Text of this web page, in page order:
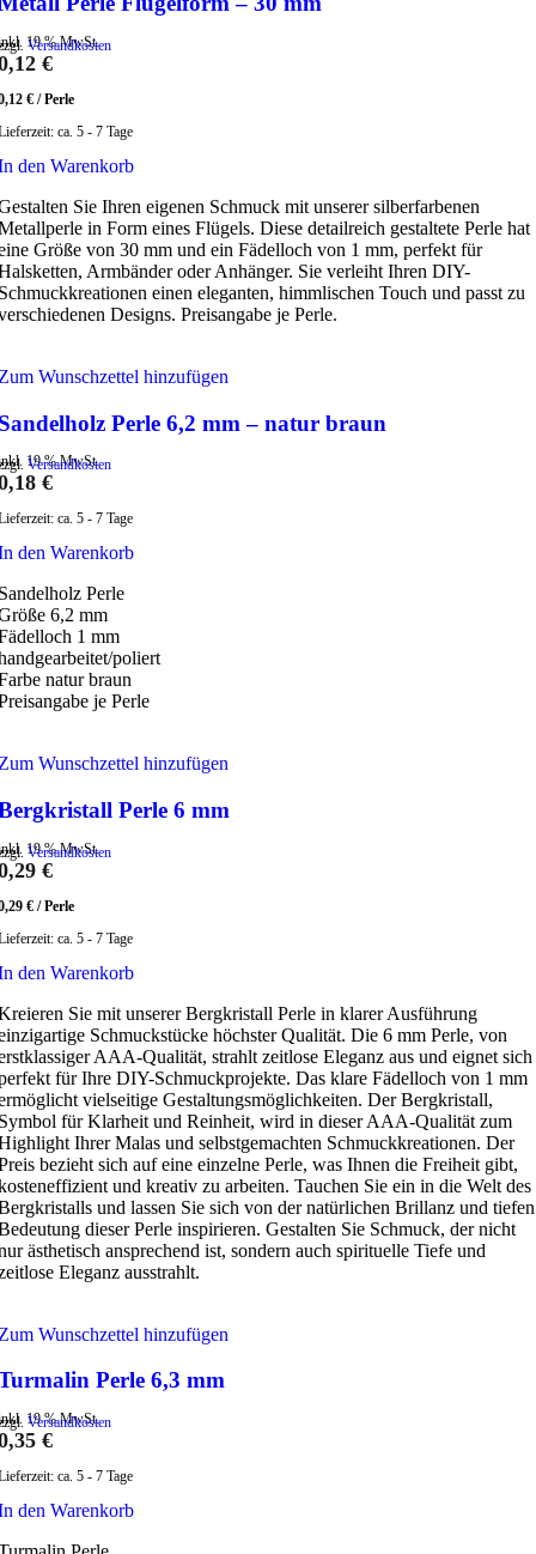
19 % MwSt.
Versandkosten
€
€ /Perle
ca. 5 - 7 Tage
den Warenkorb
Sie Ihren eigenen Schmuck mit unserer silberfarbenen
in Form eines Flügels. Diese detailreich gestaltete Perle hat
Größe von 30 mm und ein Fädelloch von 1 mm, perfekt für
Armbänder oder Anhänger. Sie verleiht Ihren DIY-
einen eleganten, himmlischen Touch und passt zu
Designs. Preisangabe je Perle.
Wunschzettel hinzufügen
Perle 6,2 mm – natur braun
19 % MwSt.
Versandkosten
€
ca. 5 - 7 Tage
den Warenkorb
Perle
6,2 mm
1 mm
poliert
natur braun
je Perle
Wunschzettel hinzufügen
Perle 6 mm
19 % MwSt.
Versandkosten
€
€ /Perle
ca. 5 - 7 Tage
den Warenkorb
Sie mit unserer Bergkristall Perle in klarer Ausführung
Schmuckstücke höchster Qualität. Die 6 mm Perle, von
AAA-Qualität, strahlt zeitlose Eleganz aus und eignet sich
für Ihre DIY-Schmuckprojekte. Das klare Fädelloch von 1 mm
vielseitige Gestaltungsmöglichkeiten. Der Bergkristall,
für Klarheit und Reinheit, wird in dieser AAA-Qualität zum
Ihrer Malas und selbstgemachten Schmuckkreationen. Der
bezieht sich auf eine einzelne Perle, was Ihnen die Freiheit gibt,
und kreativ zu arbeiten. Tauchen Sie ein in die Welt des
und lassen Sie sich von der natürlichen Brillanz und tiefen
dieser Perle inspirieren. Gestalten Sie Schmuck, der nicht
ästhetisch ansprechend ist, sondern auch spirituelle Tiefe und
Eleganz ausstrahlt.
Wunschzettel hinzufügen
Perle 6,3 mm
19 % MwSt.
Versandkosten
€
ca. 5 - 7 Tage
den Warenkorb